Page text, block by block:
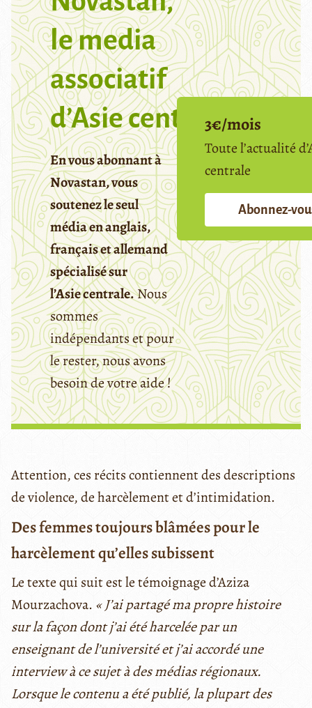
le media
associatif
d’Asie centrale
En vous abonnant à
Novastan, vous
soutenez le seul
média en anglais,
français et allemand
spécialisé sur
l’Asie centrale.Nous
sommes
indépendants et pour
le rester, nous avons
besoin de votre aide !
3€/mois
Toute l’actualité
centrale
Abonnez-
Attention, ces récits contiennent des descriptions
de violence, de harcèlement et d’intimidation.
Des femmes toujours blâmées pour le
harcèlement qu’elles subissent
Le texte qui suit est le témoignage d’Aziza
Mourzachova. « J’ai partagé ma propre histoire
sur la façon dont j’ai été harcelée par un
enseignant de l’université et j’ai accordé une
interview à ce sujet à des médias régionaux.
Lorsque le contenu a été publié, la plupart des